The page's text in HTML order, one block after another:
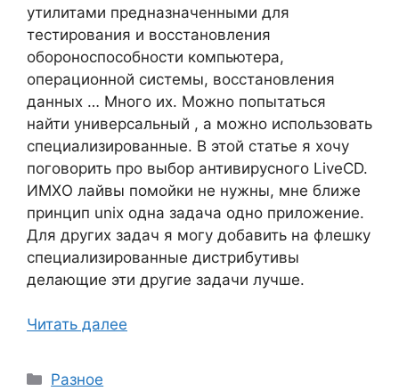
утилитами предназначенными для
тестирования и восстановления
обороноспособности компьютера,
операционной системы, восстановления
данных … Много их. Можно попытаться
найти универсальный , а можно использовать
специализированные. В этой статье я хочу
поговорить про выбор антивирусного LiveCD.
ИМХО лайвы помойки не нужны, мне ближе
принцип unix одна задача одно приложение.
Для других задач я могу добавить на флешку
специализированные дистрибутивы
делающие эти другие задачи лучше.
Читать далее
Рубрики
Разное